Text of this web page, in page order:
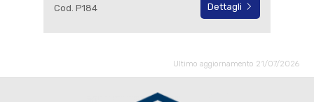
Cod. P184 Dettagli
Ultimo aggiornamento 21/07/2026